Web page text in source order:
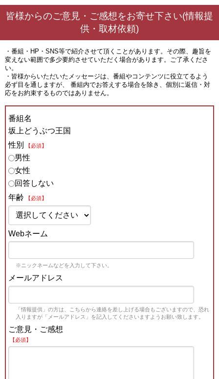
皆様からのご意見・ご感想をお寄せ下さい(情報提
供・取材依頼)
・番組・HP・SNS等で紹介させて頂くことがあります。その際、趣旨を
変えない範囲で多少要約させていただく場合があります。ご了承くださ
い。
・皆様からいただいたメッセージは、番組やコンテンツに役立てるよう
必ず目を通しますが、 番組内でお答えする場合を除き、個別に返信・対
応をお約束するものではありません。
番組名
坂上どうぶつ王国
性別
【必須】
男性
女性
回答しない
年齢
【必須】
Webネーム
※ニックネームなどを入力して下さい。
メールアドレス
「情報提供」の方は、こちらから連絡を差し上げる場合もございますので、恐れ
入りますが「メールアドレス」を記入してくださいますようお願い致します。
ご意見・ご感想
【必須】